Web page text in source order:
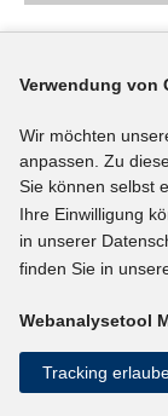
Abenteuer
(1993)
Bentner, Ariane;
mehr
Verwendung von
Wir möchten
anpassen. Zu
Sie können selbst
Ihre Einwilligung
in unserer
finden Sie in
Webanalysetool
Tracking